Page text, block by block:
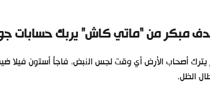
مبكر من “ماتي كاش” يربك حسابات
يترك أصحاب الأرض أي وقت لجس النبض. فاجأ أستون فيلا
الظل.